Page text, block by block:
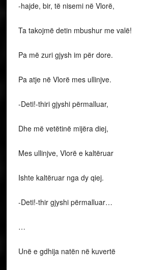
-hajde, bir, të nisemi në Vlorë,
Ta takojmë detin mbushur me valë!
Pa më zuri gjysh im për dore.
Pa atje në Vlorë mes ullinjve.
-Deti!-thiri gjyshi përmalluar,
Dhe më vetëtinë mijëra diej,
Mes ullinjve, Vlorë e kaltëruar
Ishte kaltëruar nga dy qiej.
-Deti!-thir gjyshi përmalluar…
…
Unë e gdhija natën në kuvertë